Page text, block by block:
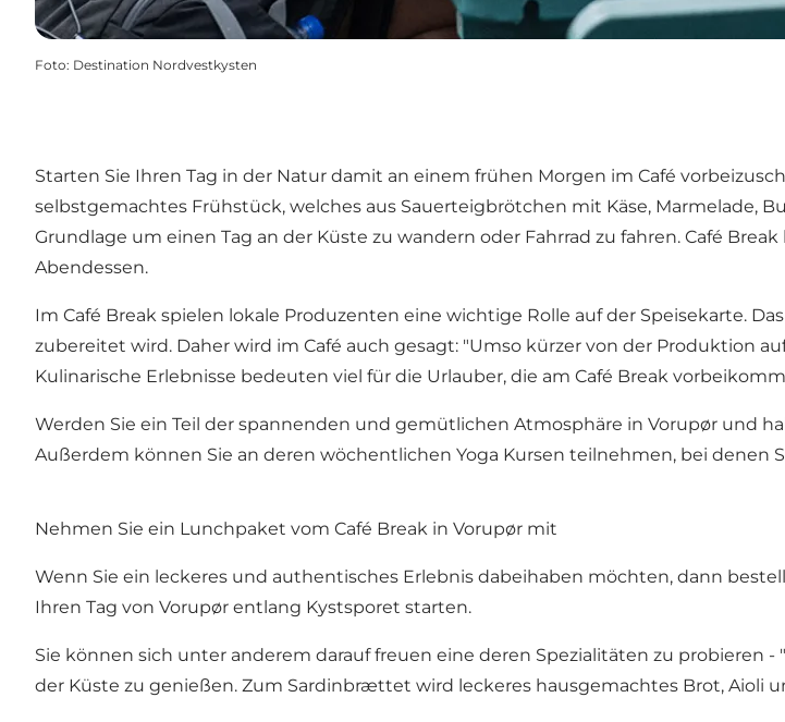
Foto: Destination Nordvestkysten
Starten Sie Ihren Tag in der Natur damit an einem frühen Morgen im Café
selbstgemachtes Frühstück, welches aus Sauerteigbrötchen mit Käse, Marmelade,
Grundlage um einen Tag an der Küste zu wandern oder Fahrrad zu fahren. Café
Abendessen.
Im Café Break spielen lokale Produzenten eine wichtige Rolle auf der Speisekarte.
zubereitet wird. Daher wird im Café auch gesagt: "Umso kürzer von der Produktion
Kulinarische Erlebnisse bedeuten viel für die Urlauber, die am Café Break
Werden Sie ein Teil der spannenden und gemütlichen Atmosphäre in Vorupør und
Außerdem können Sie an deren wöchentlichen Yoga Kursen teilnehmen, bei
Nehmen Sie ein Lunchpaket vom Café Break in Vorupør mit
Wenn Sie ein leckeres und authentisches Erlebnis dabeihaben möchten, dann
Ihren Tag von Vorupør entlang Kystsporet starten.
Sie können sich unter anderem darauf freuen eine deren Spezialitäten zu
der Küste zu genießen. Zum Sardinbrættet wird leckeres hausgemachtes Brot, Aioli